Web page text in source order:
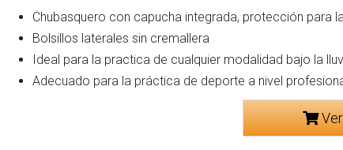
Chubasquero con capucha integrada, protección para
Bolsillos laterales sin cremallera
Ideal para la practica de cualquier modalidad bajo la
Adecuado para la práctica de deporte a nivel